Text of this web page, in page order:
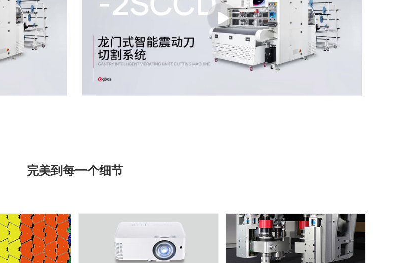
完美到每一个细节